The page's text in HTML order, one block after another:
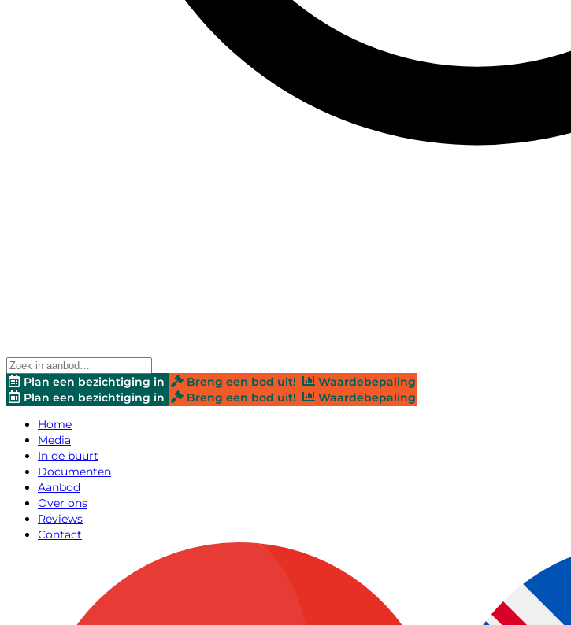
Plan een bezichtiging in Breng een bod uit!
Waardebepaling
Plan een bezichtiging in
Breng een bod uit!
Waardebepaling
Home
Media
In de buurt
Documenten
Aanbod
Over ons
Reviews
Contact